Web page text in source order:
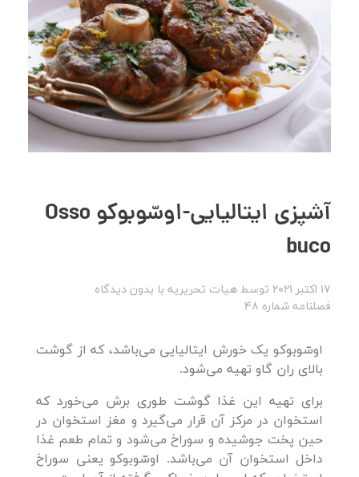
آشپزی ایتالیایی-اوسّوبوکو Osso
buco
17 اکتبر 2021 توسط هیات تحریریه با بدون دیدگاه
فصلنامه شماره 48
اوسّوبوکو یک خورش ایتالیایی می‌باشد، که از گوشت
بالای ران گاو تهیه می‌شود.
برای تهیه این غذا گوشت طوری برش می‌خورد که
استخوان در مرکز آن قرار می‌گیرد و مغز استخوان در
حین پخت جوشیده و سوراخ می‌شود و تمام طعم غذا
داخل استخوان آن می‌باشد. اوسّوبوکو یعنی سوراخ